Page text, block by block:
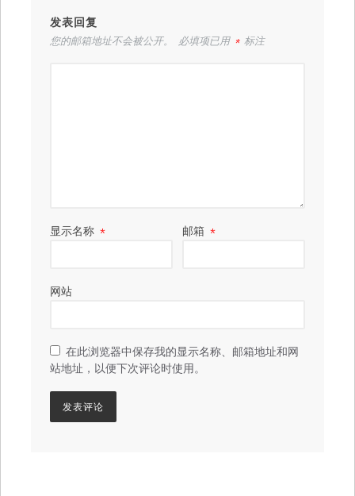
发表回复
您的邮箱地址不会被公开。 必填项已用 *标注
显示名称 * 邮箱*
网站
在此浏览器中保存我的显示名称、邮箱地址和网
站地址，以便下次评论时使用。